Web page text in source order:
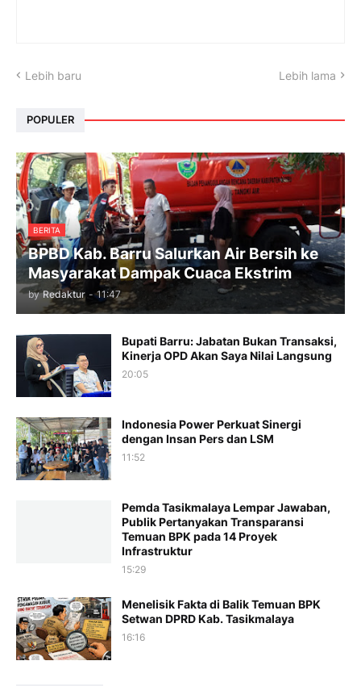
Lebih baru Lebih lama
POPULER
BERITA
BPBD Kab. Barru Salurkan Air Bersih ke
Masyarakat Dampak Cuaca Ekstrim
by Redaktur - 11:47
Bupati Barru: Jabatan Bukan Transaksi,
Kinerja OPD Akan Saya Nilai Langsung
20:05
Indonesia Power Perkuat Sinergi
dengan Insan Pers dan LSM
11:52
Pemda Tasikmalaya Lempar Jawaban,
Publik Pertanyakan Transparansi
Temuan BPK pada 14 Proyek
Infrastruktur
15:29
Menelisik Fakta di Balik Temuan BPK
Setwan DPRD Kab. Tasikmalaya
16:16